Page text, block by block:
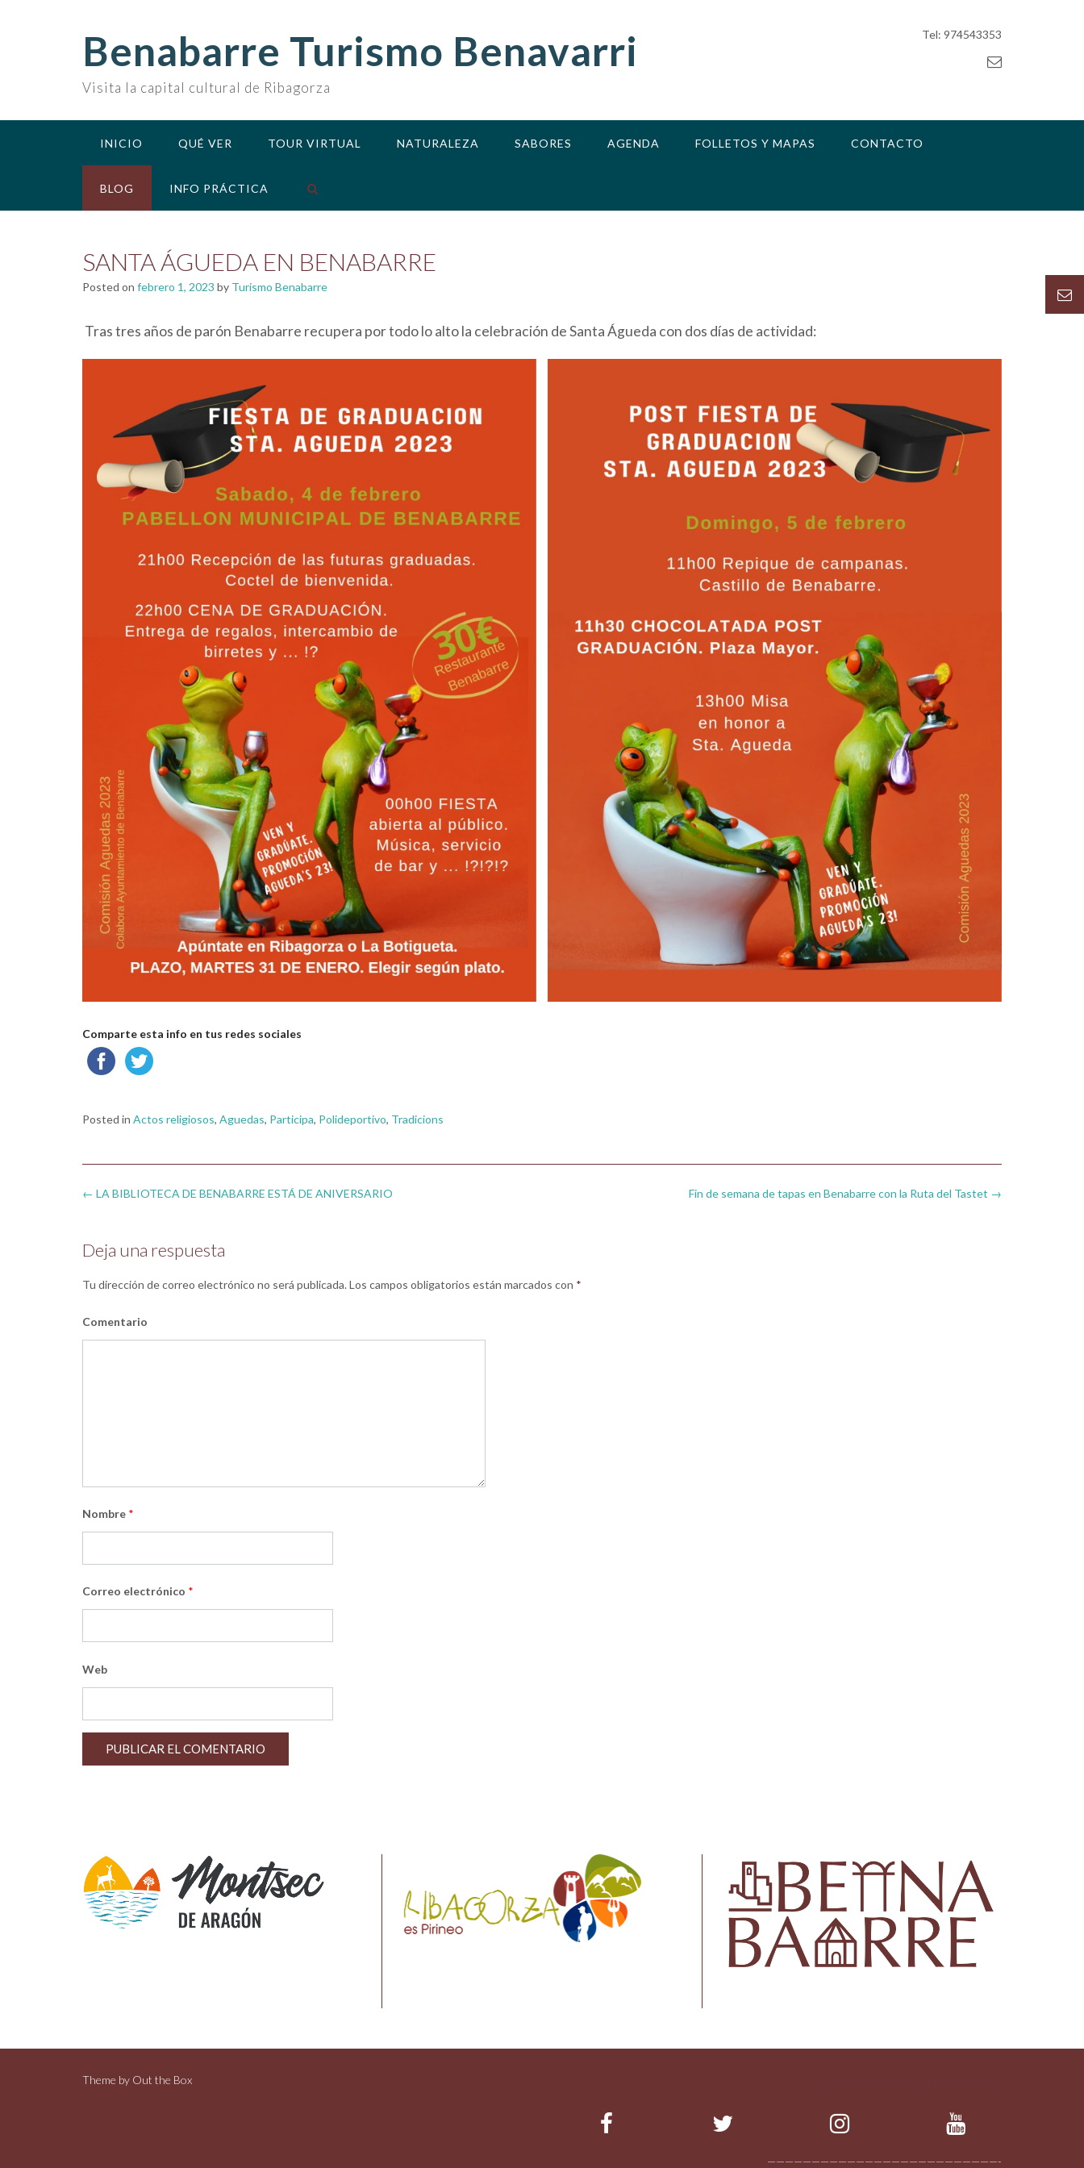
Benabarre Turismo Benavarri
Visita la capital cultural de Ribagorza
Tel: 974543353
INICIO QUÉ VER TOUR VIRTUAL NATURALEZA SABORES AGENDA FOLLETOS Y MAPAS CONTACTO
BLOG INFO PRÁCTICA
SANTA ÁGUEDA EN BENABARRE
Posted on febrero 1, 2023 by Turismo Benabarre
Tras tres años de parón Benabarre recupera por todo lo alto la celebración de Santa Águeda con dos días de actividad:
Comparte esta info en tus redes sociales
Posted in Actos religiosos, Aguedas, Participa, Polideportivo, Tradicions
Post
Fin de semana de tapas en Benabarre con la Ruta del Tastet →
← LA BIBLIOTECA DE BENABARRE ESTÁ DE ANIVERSARIO
Deja una respuesta
Tu dirección de correo electrónico no será publicada. Los campos obligatorios están marcados con *
Comentario
Nombre *
Correo electrónico *
Web
Theme by Out the Box
——————————————————————————-